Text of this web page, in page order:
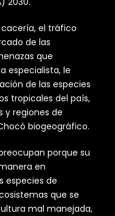
el tráfico
de las
que
especialista, le
de las especies
tropicales del país,
y regiones de
biogeográfico.
porque su
en
especies de
que se
mal manejada,